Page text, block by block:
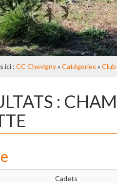
ici : CC Chevigny» Catégories » Club
:
Cadets